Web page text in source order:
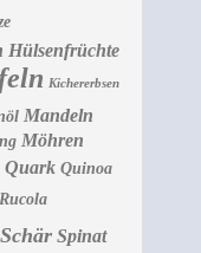
Hülsenfrüchte
Kichererbsen
Mandeln
Möhren
Quark Quinoa
Rucola
Schär Spinat